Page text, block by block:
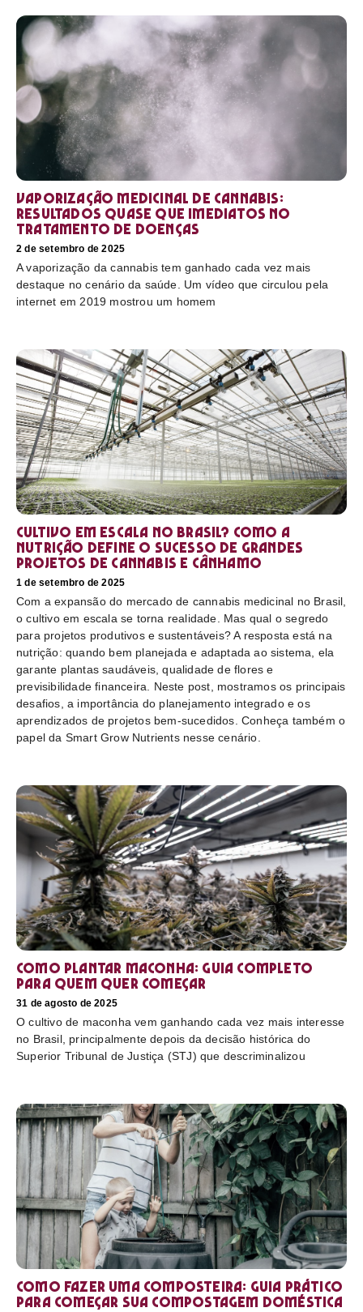
Vaporização medicinal de cannabis:
resultados quase que imediatos no
tratamento de doenças
2 de setembro de 2025
A vaporização da cannabis tem ganhado cada vez mais
destaque no cenário da saúde. Um vídeo que circulou pela
internet em 2019 mostrou um homem
Cultivo em escala no Brasil? Como a
nutrição define o sucesso de grandes
projetos de cannabis e cânhamo
1 de setembro de 2025
Com a expansão do mercado de cannabis medicinal no Brasil,
o cultivo em escala se torna realidade. Mas qual o segredo
para projetos produtivos e sustentáveis? A resposta está na
nutrição: quando bem planejada e adaptada ao sistema, ela
garante plantas saudáveis, qualidade de flores e
previsibilidade financeira. Neste post, mostramos os principais
desafios, a importância do planejamento integrado e os
aprendizados de projetos bem-sucedidos. Conheça também o
papel da Smart Grow Nutrients nesse cenário.
Como plantar maconha: guia completo
para quem quer começar
31 de agosto de 2025
O cultivo de maconha vem ganhando cada vez mais interesse
no Brasil, principalmente depois da decisão histórica do
Superior Tribunal de Justiça (STJ) que descriminalizou
Como fazer uma composteira: Guia prático
para começar sua compostagem doméstica